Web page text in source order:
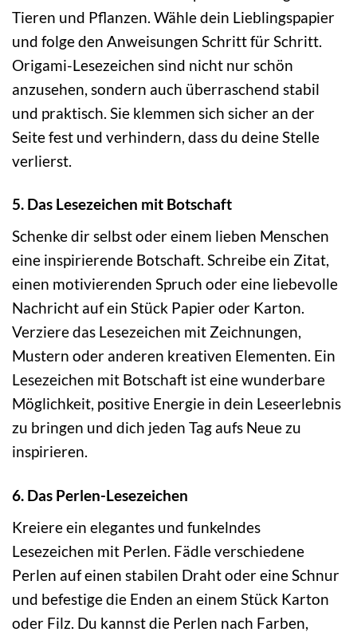
Tieren und Pflanzen. Wähle dein Lieblingspapier
und folge den Anweisungen Schritt für Schritt.
Origami-Lesezeichen sind nicht nur schön
anzusehen, sondern auch überraschend stabil
und praktisch. Sie klemmen sich sicher an der
Seite fest und verhindern, dass du deine Stelle
verlierst.
5. Das Lesezeichen mit Botschaft
Schenke dir selbst oder einem lieben Menschen
eine inspirierende Botschaft. Schreibe ein Zitat,
einen motivierenden Spruch oder eine liebevolle
Nachricht auf ein Stück Papier oder Karton.
Verziere das Lesezeichen mit Zeichnungen,
Mustern oder anderen kreativen Elementen. Ein
Lesezeichen mit Botschaft ist eine wunderbare
Möglichkeit, positive Energie in dein Leseerlebnis
zu bringen und dich jeden Tag aufs Neue zu
inspirieren.
6. Das Perlen-Lesezeichen
Kreiere ein elegantes und funkelndes
Lesezeichen mit Perlen. Fädle verschiedene
Perlen auf einen stabilen Draht oder eine Schnur
und befestige die Enden an einem Stück Karton
oder Filz. Du kannst die Perlen nach Farben,